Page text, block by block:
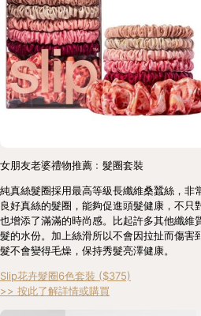
女朋友老婆禮物推薦﹕髮圈套裝
純真絲髮圈採用最高等級長纖維桑蠶絲，非
良好真絲的髮圈，能夠促進頭髮健康，不只
也增添了滿滿的時尚感。比起許多其他纖維
髮的水份。加上絲滑所以不會因拉扯而傷害
髮不會變得毛燥，保持秀髮亮澤健康。
Slip花卉髮圈6色套裝 ($375)
>> 按此了解詳情或購買